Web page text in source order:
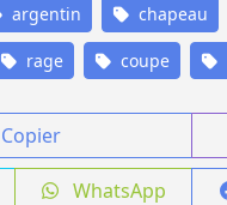
argentin chapeau
rage coupe
Copier
WhatsApp